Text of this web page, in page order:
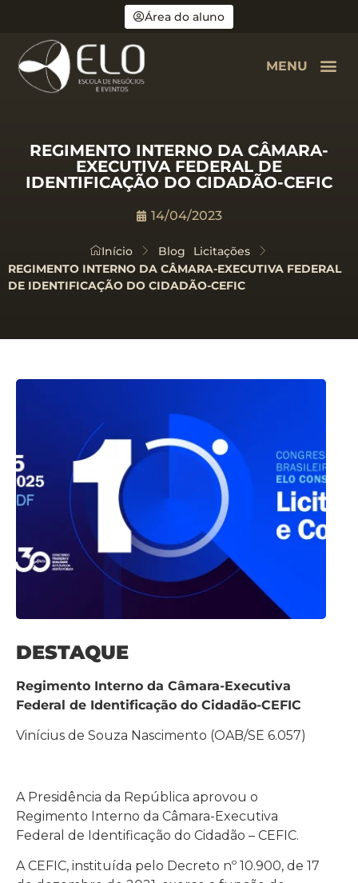
Área do aluno
MENU
REGIMENTO INTERNO DA CÂMARA-
EXECUTIVA FEDERAL DE
IDENTIFICAÇÃO DO CIDADÃO-CEFIC
14/04/2023
Início Blog
Licitações
REGIMENTO INTERNO DA CÂMARA-EXECUTIVA FEDERAL
DE IDENTIFICAÇÃO DO CIDADÃO-CEFIC
DESTAQUE
Regimento Interno da Câmara-Executiva
Federal de Identificação do Cidadão-CEFIC
Vinícius de Souza Nascimento (OAB/SE 6.057)
A Presidência da República aprovou o
Regimento Interno da Câmara-Executiva
Federal de Identificação do Cidadão – CEFIC.
A CEFIC, instituída pelo Decreto nº 10.900, de 17